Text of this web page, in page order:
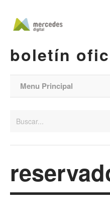
boletín
Menu Principal